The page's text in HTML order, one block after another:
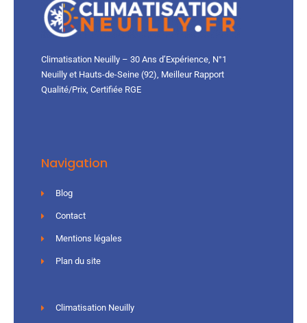
Climatisation Neuilly – 30 Ans d’Expérience, N°1
Neuilly et Hauts-de-Seine (92), Meilleur Rapport
Qualité/Prix, Certifiée RGE
Navigation
Blog
Contact
Mentions légales
Plan du site
Climatisation Neuilly